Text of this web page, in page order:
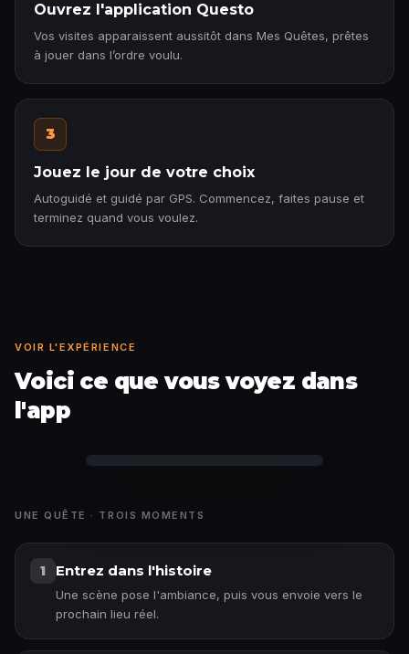
Ouvrez l'application Questo
Vos visites apparaissent aussitôt dans Mes Quêtes, prêtes
à jouer dans l’ordre voulu.
3
Jouez le jour de votre choix
Autoguidé et guidé par GPS. Commencez, faites pause et
terminez quand vous voulez.
VOIR L'EXPÉRIENCE
Voici ce que vous voyez dans
l'app
UNE QUÊTE · TROIS MOMENTS
1 Entrez dans l'histoire
Une scène pose l'ambiance, puis vous envoie vers le
prochain lieu réel.